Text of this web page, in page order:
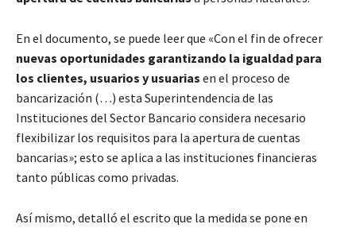
En el documento, se puede leer que «Con el fin de ofrecer
nuevas oportunidades garantizando la igualdad para
los clientes, usuarios y usuarias en el proceso de
bancarización (…) esta Superintendencia de las
Instituciones del Sector Bancario considera necesario
flexibilizar los requisitos para la apertura de cuentas
bancarias»; esto se aplica a las instituciones financieras
tanto públicas como privadas.
Así mismo, detalló el escrito que la medida se pone en